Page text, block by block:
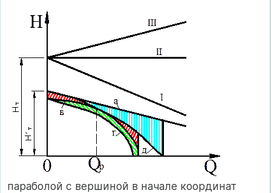
параболой с вершиной в начале координат